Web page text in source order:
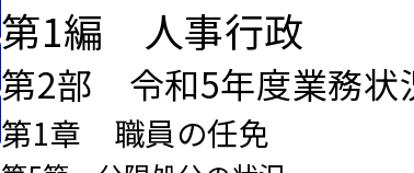
第1編 人事行政
第2部 令和5年度業務状
第1章 職員の任免